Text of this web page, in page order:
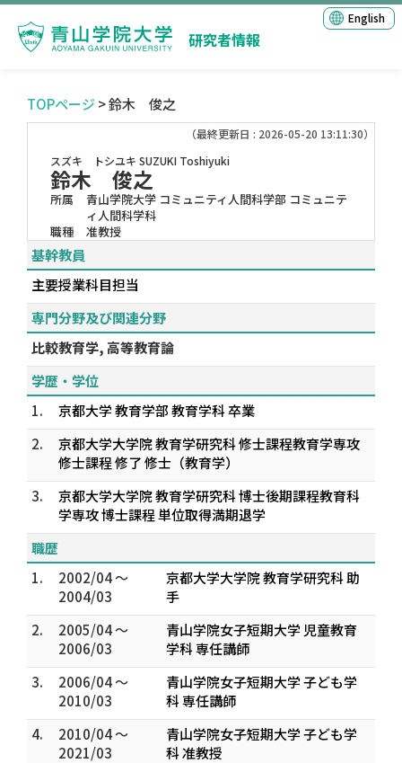
研究者情報
English
TOPページ > 鈴木 俊之
（最終更新日 : 2026-05-20 13:11:30）
スズキ トシユキ SUZUKI Toshiyuki
鈴木 俊之
所属
青山学院大学 コミュニティ人間科学部 コミュニテ
ィ人間科学科
職種
准教授
基幹教員
主要授業科目担当
専門分野及び関連分野
比較教育学, 高等教育論
学歴・学位
1.
京都大学 教育学部 教育学科 卒業
2.
京都大学大学院 教育学研究科 修士課程教育学専攻
修士課程 修了 修士（教育学）
3.
京都大学大学院 教育学研究科 博士後期課程教育科
学専攻 博士課程 単位取得満期退学
職歴
1.
2002/04 ～
2004/03
京都大学大学院 教育学研究科 助
手
2.
2005/04 ～
2006/03
青山学院女子短期大学 児童教育
学科 専任講師
3.
2006/04 ～
2010/03
青山学院女子短期大学 子ども学
科 専任講師
4.
2010/04 ～
2021/03
青山学院女子短期大学 子ども学
科 准教授